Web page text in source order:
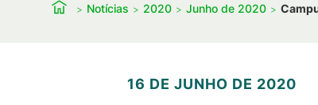
Notícias 2020 Junho de 2020
16 DE JUNHO DE 2020